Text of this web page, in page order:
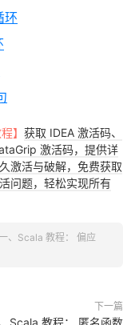
环
】 获取 IDEA 激活码、
激活码，提供详
激活与破解，免费获取
问题，轻松实现所有
、Scala 教程： 偏应
下一篇
Scala 教程： 匿名函数